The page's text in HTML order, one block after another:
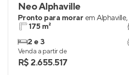
Neo Alphaville
Pronto para morar em Alphaville,
175 m²
2 e 3
Venda a partir de
R$ 2.655.517